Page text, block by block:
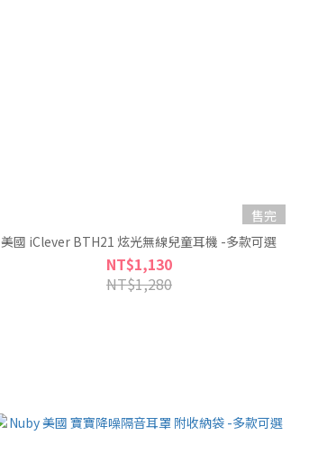
售完
美國 iClever BTH21 炫光無線兒童耳機 -多款可選
NT$1,130
NT$1,280